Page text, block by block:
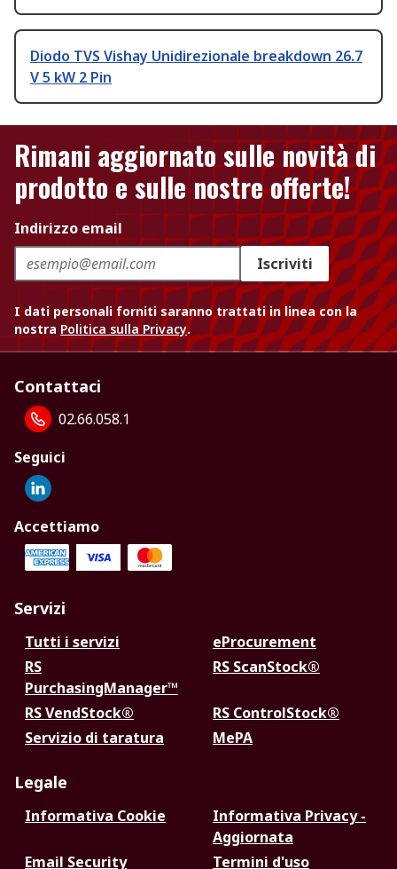
Diodo TVS Vishay Unidirezionale breakdown 26.7
V 5 kW 2 Pin
Rimani aggiornato sulle novità di
prodotto e sulle nostre offerte!
Indirizzo email
Iscriviti
I dati personali forniti saranno trattati in linea con la
nostra Politica sulla Privacy.
Contattaci
02.66.058.1
Seguici
Accettiamo
Servizi
Tutti i servizi
eProcurement
RS
PurchasingManager™
RS ScanStock®
RS VendStock®
RS ControlStock®
Servizio di taratura
MePA
Legale
Informativa Cookie
Informativa Privacy -
Aggiornata
Email Security
Termini d'uso